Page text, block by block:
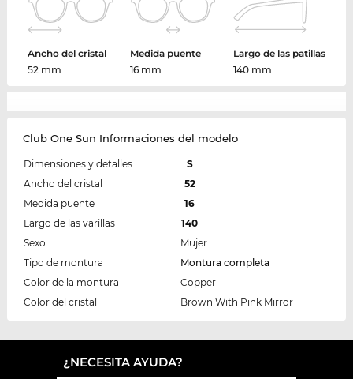
Ancho del cristal
52 mm
Medida puente
16 mm
Largo de las patillas
140 mm
Club One Sun Informaciones del modelo
Dimensiones y detalles
S
Ancho del cristal
52
Medida puente
16
Largo de las varillas
140
Sexo
Mujer
Tipo de montura
Montura completa
Color de la montura
Copper
Color del cristal
Brown With Pink Mirror
¿NECESITA AYUDA?